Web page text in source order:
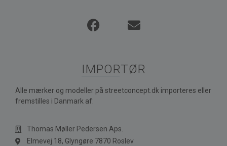
IMPORTØR
Alle mærker og modeller på streetconcept.dk importeres eller
fremstilles i Danmark af:
Thomas Møller Pedersen Aps.
Elmevej 18, Glyngøre 7870 Roslev